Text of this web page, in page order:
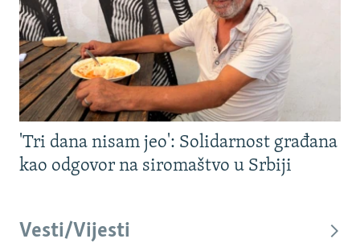
'Tri dana nisam jeo': Solidarnost građana
kao odgovor na siromaštvo u Srbiji
Vesti/Vijesti